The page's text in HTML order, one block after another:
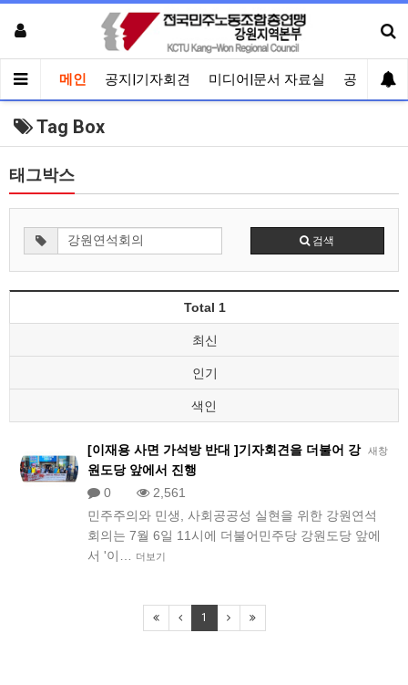
메인 공지|기자회견 미디어|문서 자료실 공유게시
Tag Box
태그박스
검색
Total 1
최신
인기
색인
새창
[이재용 사면 가석방 반대 ]기자회견을 더불어 강
원도당 앞에서 진행
0
2,561
민주주의와 민생, 사회공공성 실현을 위한 강원연석
회의는 7월 6일 11시에 더불어민주당 강원도당 앞에
서 '이…
더보기
1